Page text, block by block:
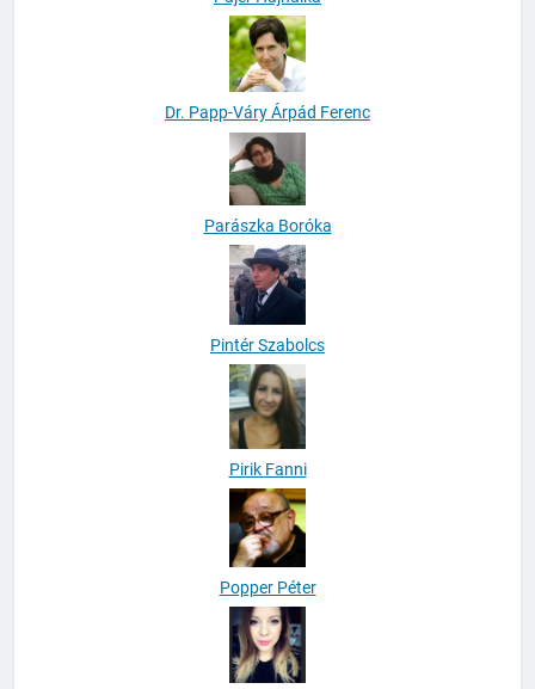
Pajer Hajnalka
Dr. Papp-Váry Árpád Ferenc
Parászka Boróka
Pintér Szabolcs
Pirik Fanni
Popper Péter